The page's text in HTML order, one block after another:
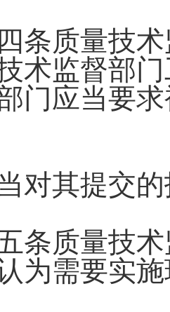
质量技术
术监督部
门应当要
其提交的
质量技术
为需要实